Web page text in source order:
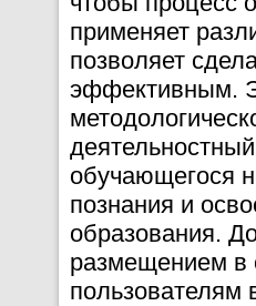
применяет
позволяет
эффективным.
обучающегося
познания и
образования.
размещением в